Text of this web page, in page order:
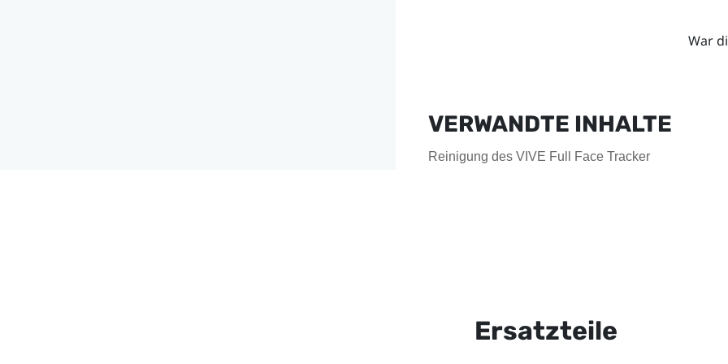
War
VERWANDTE INHALTE
Reinigung des VIVE Full Face Tracker
Ersatzteile